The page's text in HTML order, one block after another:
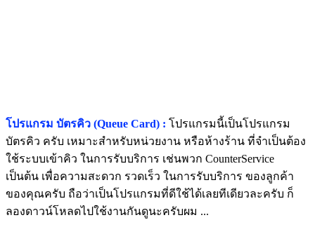
โปรแกรม บัตรคิว (Queue Card) : โปรแกรมนี้เป็นโปรแกรม
บัตรคิว ครับ เหมาะสำหรับหน่วยงาน หรือห้างร้าน ที่จำเป็นต้อง
ใช้ระบบเข้าคิว ในการรับบริการ เช่นพวก CounterService
เป็นต้น เพื่อความสะดวก รวดเร็ว ในการรับบริการ ของลูกค้า
ของคุณครับ ถือว่าเป็นโปรแกรมที่ดีใช้ได้เลยทีเดียวละครับ ก็
ลองดาวน์โหลดไปใช้งานกันดูนะครับผม ...